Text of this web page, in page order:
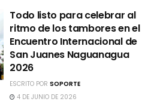
Todo listo para celebrar al
ritmo de los tambores en el
Encuentro Internacional de
San Juanes Naguanagua
2026
ESCRITO PORSOPORTE
4 DE JUNIO DE 2026